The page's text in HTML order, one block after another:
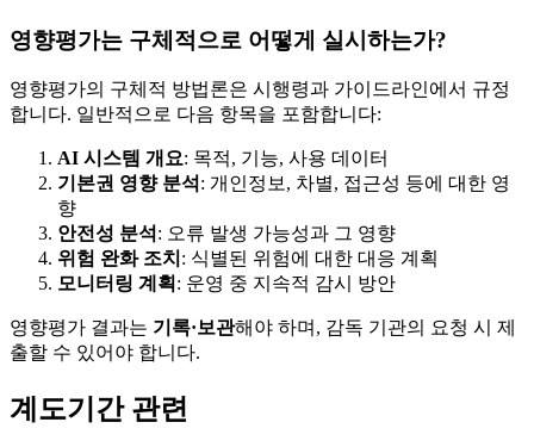
영향평가는 구체적으로 어떻게 실시하는가?
영향평가의 구체적 방법론은 시행령과 가이드라인에서 규정
합니다. 일반적으로 다음 항목을 포함합니다:
AI 시스템 개요: 목적, 기능, 사용 데이터
기본권 영향 분석 : 개인정보, 차별, 접근성 등에 대한 영
향
안전성 분석 : 오류 발생 가능성과 그 영향
위험 완화 조치 : 식별된 위험에 대한 대응 계획
모니터링 계획 : 운영 중 지속적 감시 방안
영향평가 결과는 기록·보관해야 하며, 감독 기관의 요청 시 제
출할 수 있어야 합니다.
계도기간 관련